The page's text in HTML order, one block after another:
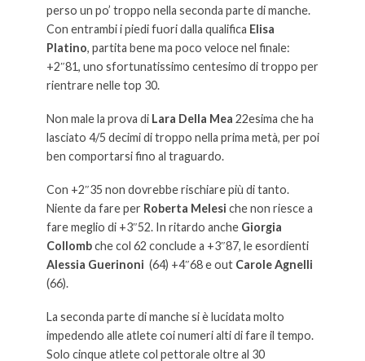
perso un po’ troppo nella seconda parte di manche.
Con entrambi i piedi fuori dalla qualifica Elisa
Platino, partita bene ma poco veloce nel finale:
+2″81, uno sfortunatissimo centesimo di troppo per
rientrare nelle top 30.
Non male la prova di Lara Della Mea 22esima che ha
lasciato 4/5 decimi di troppo nella prima metà, per poi
ben comportarsi fino al traguardo.
Con +2″35 non dovrebbe rischiare più di tanto.
Niente da fare per Roberta Melesi che non riesce a
fare meglio di +3″52. In ritardo anche Giorgia
Collombche col 62 conclude a +3″87, le esordienti
Alessia Guerinoni (64) +4″68 e out Carole Agnelli
(66).
La seconda parte di manche si è lucidata molto
impedendo alle atlete coi numeri alti di fare il tempo.
Solo cinque atlete col pettorale oltre al 30